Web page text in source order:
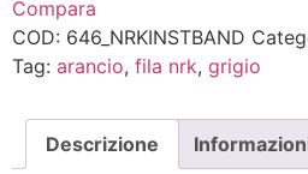
Compara
COD: 646_NRKINSTBAND
Tag: arancio, fila nrk, grigio
Descrizione